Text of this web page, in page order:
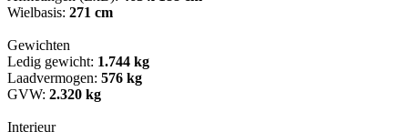
Wielbasis: 271 cm
Gewichten
Ledig gewicht: 1.744 kg
Laadvermogen: 576 kg
GVW: 2.320 kg
Interieur